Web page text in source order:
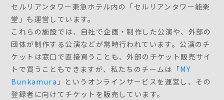
セルリアンタワー東急ホテル内の「セルリアンタワー能楽
堂」も運営しています。
これらの施設では、自社で企画・制作した公演や、外部の
団体が制作する公演などが常時行われています。公演のチ
ケットは窓口で直接買うことも、外部のチケット販売サイ
トで買うこともできますが、私たちのチームは「MY
Bunkamura 」というオンラインサービスを運営し、その
登録者に向けてチケットを販売しています。